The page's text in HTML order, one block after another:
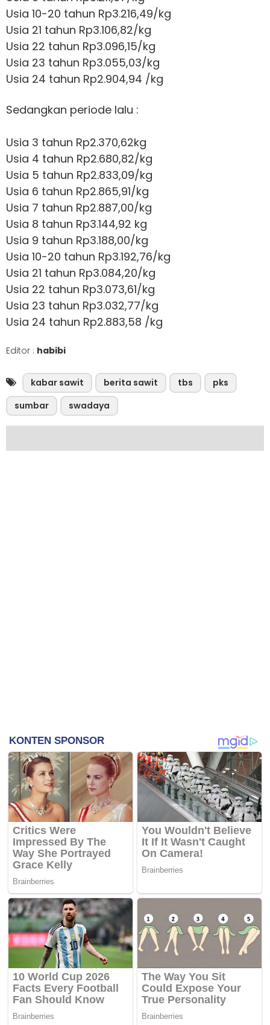
Usia 10-20 tahun Rp3.216,49/kg
Usia 21 tahun Rp3.106,82/kg
Usia 22 tahun Rp3.096,15/kg
Usia 23 tahun Rp3.055,03/kg
Usia 24 tahun Rp2.904,94 /kg
Sedangkan periode lalu :
Usia 3 tahun Rp2.370,62kg
Usia 4 tahun Rp2.680,82/kg
Usia 5 tahun Rp2.833,09/kg
Usia 6 tahun Rp2.865,91/kg
Usia 7 tahun Rp2.887,00/kg
Usia 8 tahun Rp3.144,92 kg
Usia 9 tahun Rp3.188,00/kg
Usia 10-20 tahun Rp3.192,76/kg
Usia 21 tahun Rp3.084,20/kg
Usia 22 tahun Rp3.073,61/kg
Usia 23 tahun Rp3.032,77/kg
Usia 24 tahun Rp2.883,58 /kg
Editor : habibi
kabar sawit berita sawit tbs
pks
sumbar
swadaya